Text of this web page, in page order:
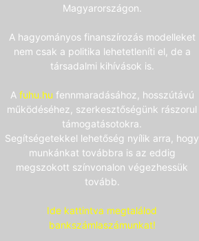
Magyarországon.
A hagyományos finanszírozás modelleket
nem csak a politika lehetetleníti el, de a
társadalmi kihívások is.
A fuhu.hu fennmaradásához, hosszútávú
működéséhez, szerkesztőségünk rászorul
támogatásotokra.
Segítségetekkel lehetőség nyílik arra, hogy
munkánkat továbbra is az eddig
megszokott színvonalon végezhessük
tovább.
Ide kattintva megtalálod
bankszámlaszámunkat!